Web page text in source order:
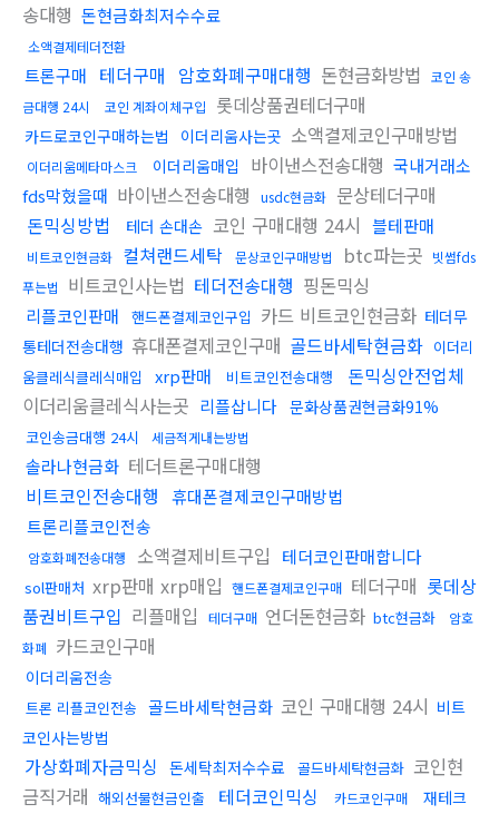
송대행 돈현금화최저수수료
소액결제테더전환
트론구매 테더구매 암호화폐구매대행 돈현금화방법
코인 송
금대행 24시
코인 계좌이체구입 롯데상품권테더구매
카드로코인구매하는법 이더리움사는곳 소액결제코인구매방법
이더리움메타마스크 이더리움매입 바이낸스전송대행 국내거래소
fds막혔을때 바이낸스전송대행 usdc현금화 문상테더구매
돈믹싱방법
테더 손대손 코인 구매대행 24시 블테판매
비트코인현금화 컬쳐랜드세탁 문상코인구매방법 btc파는곳 빗썸fds
푸는법
비트코인사는법 테더전송대행 핑돈믹싱
리플코인판매 핸드폰결제코인구입 카드 비트코인현금화 테더무
통테더전송대행 휴대폰결제코인구매 골드바세탁현금화 이더리
움클레식클레식매입
xrp판매 비트코인전송대행
돈믹싱안전업체
이더리움클레식사는곳 리플삽니다 문화상품권현금화91%
코인송금대행 24시 세금적게내는방법
솔라나현금화 테더트론구매대행
비트코인전송대행
휴대폰결제코인구매방법
트론리플코인전송
암호화폐전송대행 소액결제비트구입 테더코인판매합니다
sol판매처 xrp판매 xrp매입 핸드폰결제코인구매 테더구매 롯데상
품권비트구입 리플매입 테더구매 언더돈현금화 btc현금화
암호
화폐 카드코인구매
이더리움전송
트론 리플코인전송 골드바세탁현금화 코인 구매대행 24시 비트
코인사는방법
가상화폐자금믹싱 돈세탁최저수수료 골드바세탁현금화 코인현
금직거래 해외선물현금인출 테더코인믹싱 카드코인구매
재테크